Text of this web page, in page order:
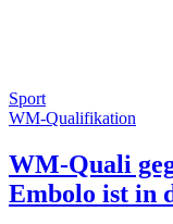
Sport
WM-Qualifikation
WM-Quali
Embolo ist in